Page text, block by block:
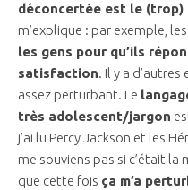
déconcertée est le (trop)
m’explique : par exemple, les
les gens pour qu’ils
satisfaction. Il y a
assez perturbant. Le
très adolescent/jargon
j’ai lu Percy Jackson et les
me souviens pas si c’était la
que cette fois ça m’a